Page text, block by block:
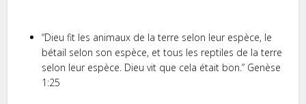
“Dieu fit les animaux de la terre selon leur espèce, le
bétail selon son espèce, et tous les reptiles de la terre
selon leur espèce. Dieu vit que cela était bon.” Genèse
1:25